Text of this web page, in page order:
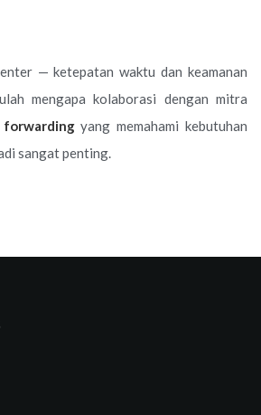
— ketepatan waktu dan keamanan
mengapa kolaborasi dengan mitra
yang memahami kebutuhan
sangat penting.